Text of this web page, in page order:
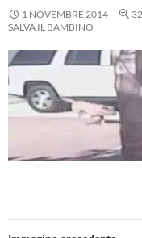
1 NOVEMBRE 2014
SALVA IL BAMBINO